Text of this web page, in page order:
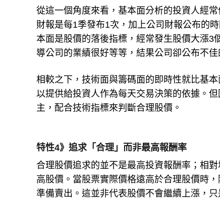
從這一個角度來看，基本面分析的投資人經
財報是每1季發布1次，加上公司財報公布的
本面是股價的落後指標，經常發生股價大漲3
導公司的業績很好等等，結果公司卻公布不
相較之下，技術面與籌碼面的即時性就比基
以提供給投資人作為每天交易決策的依據。
主，配合技術指標來判斷合理股價。
特性4》追求「合理」而非最高報酬率
合理股價追求的並不是最高投資報酬率；相
高股價。當股票實際價格遠高於合理股價時
準備賣出。這並非代表股價不會繼續上漲，